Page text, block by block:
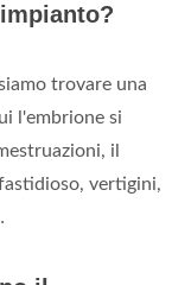
trovare una
l'embrione si
il
vertigini,